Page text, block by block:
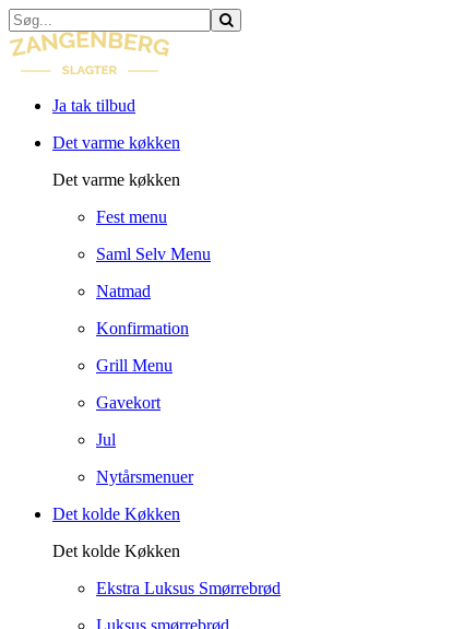
Ja tak tilbud
Det varme køkken
Det varme køkken
Fest menu
Saml Selv Menu
Natmad
Konfirmation
Grill Menu
Gavekort
Jul
Nytårsmenuer
Det kolde Køkken
Det kolde Køkken
Ekstra Luksus Smørrebrød
Luksus smørrebrød